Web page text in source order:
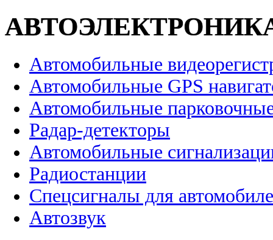
Автомобильные
Автомобильные GPS
Автомобильные
Радар-детекторы
Автомобильные
Радиостанции
Спецсигналы для
Автозвук